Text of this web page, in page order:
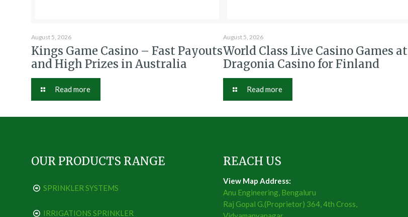
August 5, 2026
Kings Game Casino – Fast Payouts
and High Prizes in Australia
Read more
August 5, 2026
World Class Live Casino Games at
Dragonia Casino for Finland
Read more
OUR PRODUCTS RANGE
SPRINKLER SYSTEMS
IRRIGATIONS SPRINKLER
REACH US
View Map Address:
Anu Engineering, Bengaluru
Raj Gopal G.(Proprietor) 364, 4th Cross,